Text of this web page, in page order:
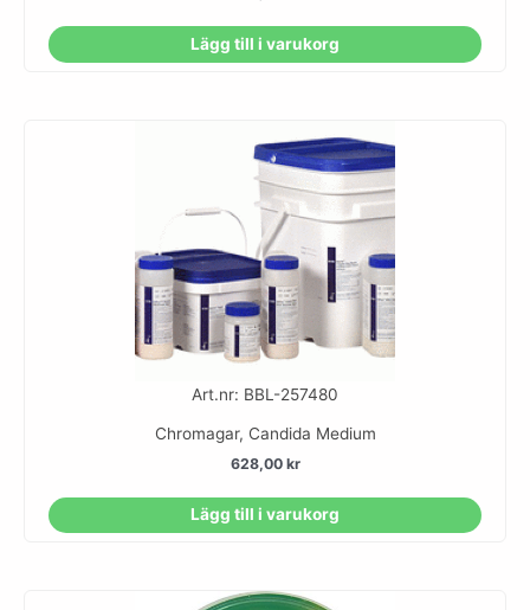
Lägg till i varukorg
Art.nr: BBL-257480
Chromagar, Candida Medium
628,00 kr
Lägg till i varukorg